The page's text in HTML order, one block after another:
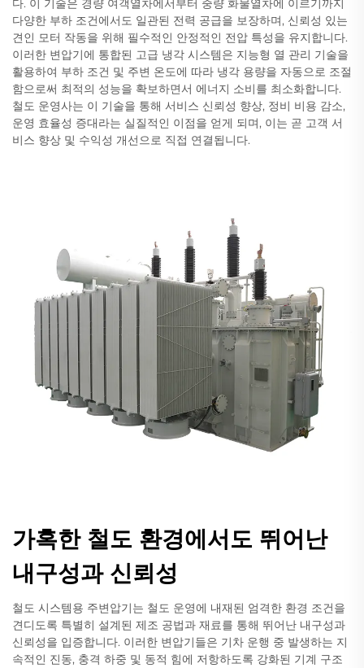
다. 이 기술은 경량 여객열차에서부터 중량 화물열차에 이르기까지
다양한 부하 조건에서도 일관된 전력 공급을 보장하며, 신뢰성 있는
견인 모터 작동을 위해 필수적인 안정적인 전압 특성을 유지합니다.
이러한 변압기에 통합된 고급 냉각 시스템은 지능형 열 관리 기술을
활용하여 부하 조건 및 주변 온도에 따라 냉각 용량을 자동으로 조절
함으로써 최적의 성능을 확보하면서 에너지 소비를 최소화합니다.
철도 운영사는 이 기술을 통해 서비스 신뢰성 향상, 정비 비용 감소,
운영 효율성 증대라는 실질적인 이점을 얻게 되며, 이는 곧 고객 서
비스 향상 및 수익성 개선으로 직접 연결됩니다.
가혹한 철도 환경에서도 뛰어난
내구성과 신뢰성
철도 시스템용 주변압기는 철도 운영에 내재된 엄격한 환경 조건을
견디도록 특별히 설계된 제조 공법과 재료를 통해 뛰어난 내구성과
신뢰성을 입증합니다. 이러한 변압기들은 기차 운행 중 발생하는 지
속적인 진동, 충격 하중 및 동적 힘에 저항하도록 강화된 기계 구조